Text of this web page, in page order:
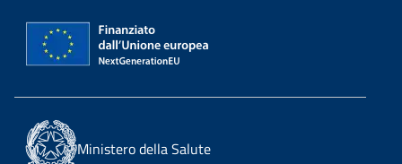
Ministero della Salute